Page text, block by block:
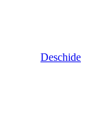
Deschide